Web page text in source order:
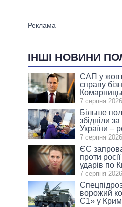
ІНШІ НОВИНИ
САП у
справу
7 серпня
Більше
збідніли
України –
7 серпня
ЄС
проти
ударів по
7 серпня
ворожий
С1» у